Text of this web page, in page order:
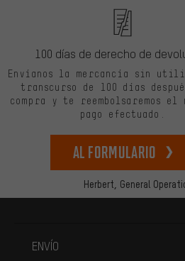
Herbert, General
100 días de derecho de
Envíanos la mercancía sin
transcurso de 100 días
compra y te reembolsaremos el
pago efectuado.
Al formulario
ENVÍO